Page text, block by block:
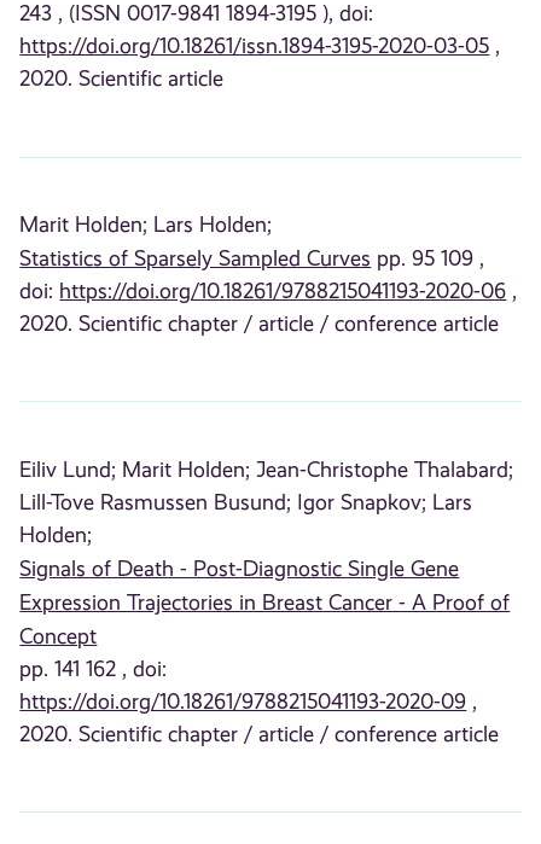
243 , (ISSN 0017-9841 1894-3195 ), doi:
https://doi.org/10.18261/issn.1894-3195-2020-03-05 ,
2020. Scientific article
Marit Holden; Lars Holden;
Statistics of Sparsely Sampled Curves pp. 95 109 ,
doi: https://doi.org/10.18261/9788215041193-2020-06 ,
2020. Scientific chapter / article / conference article
Eiliv Lund; Marit Holden; Jean-Christophe Thalabard;
Lill-Tove Rasmussen Busund; Igor Snapkov; Lars
Holden;
Signals of Death - Post-Diagnostic Single Gene
Expression Trajectories in Breast Cancer - A Proof of
Concept
pp. 141 162 , doi:
https://doi.org/10.18261/9788215041193-2020-09 ,
2020. Scientific chapter / article / conference article